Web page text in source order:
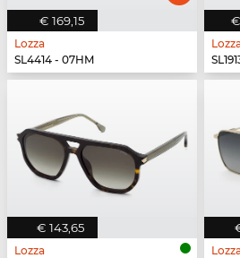
€ 169,15
Lozza
SL4414 - 07HM
€ 143,65
Lozza